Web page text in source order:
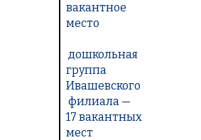
вакантное
место
дошкольная
группа
Ивашевского
филиала —
17 вакантных
мест